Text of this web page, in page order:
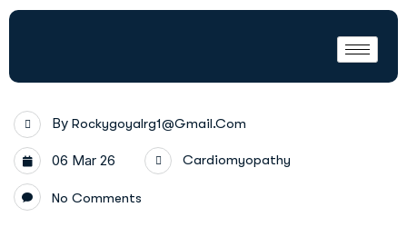
By Rockygoyalrg1@gmail.com
06 Mar 26 Cardiomyopathy
No Comments